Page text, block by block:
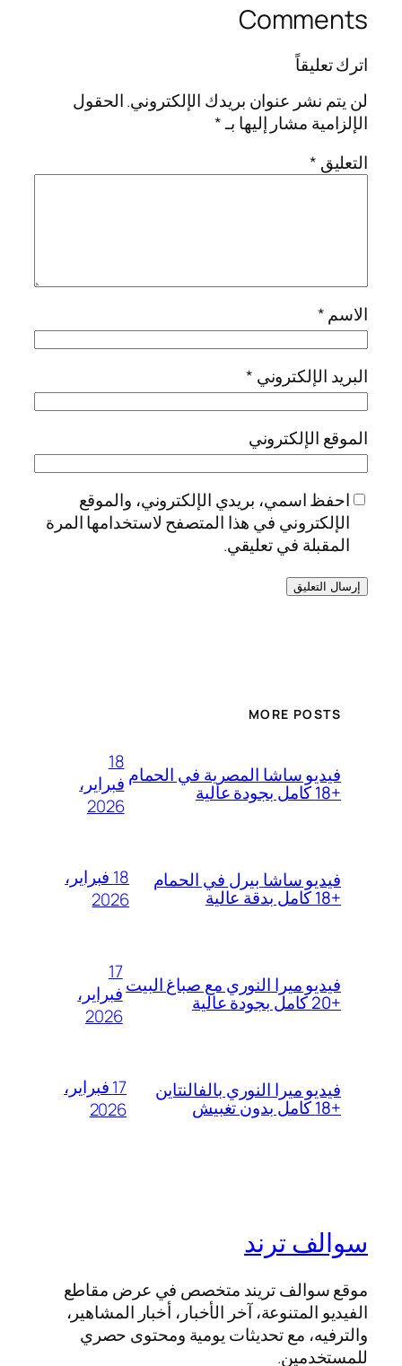
Comments
اترك تعليقاً
لن يتم نشر عنوان بريدك الإلكتروني.الحقول
الإلزامية مشار إليها بـ*
التعليق *
الاسم*
البريد الإلكتروني *
الموقع الإلكتروني
احفظ اسمي، بريدي الإلكتروني، والموقع
الإلكتروني في هذا المتصفح لاستخدامها المرة
المقبلة في تعليقي.
MORE POSTS
فيديو ساشا المصرية في الحمام
+18 كامل بجودة عالية
18
فبراير،
2026
فيديو ساشا بيرل في الحمام
+18 كامل بدقة عالية
18 فبراير،
2026
فيديو ميرا النوري مع صباغ البيت
+20 كامل بجودة عالية
17
فبراير،
2026
فيديو ميرا النوري بالفالنتاين
+18 كامل بدون تغبيش
17 فبراير،
2026
سوالف ترند
موقع سوالف تريند متخصص في عرض مقاطع
الفيديو المتنوعة، آخر الأخبار، أخبار المشاهير،
والترفيه، مع تحديثات يومية ومحتوى حصري
للمستخدمين.